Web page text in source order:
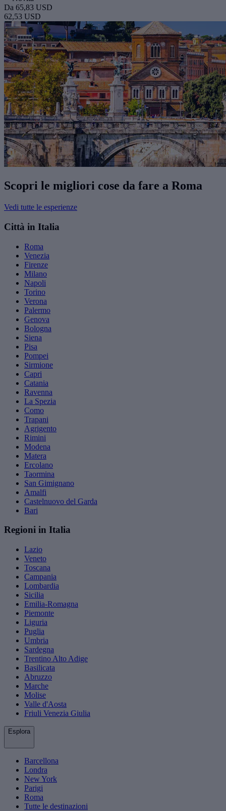
Da 65,83 USD
62,53 USD
Scopri le migliori cose da fare a Roma
Vedi tutte le esperienze
Città in Italia
Roma
Venezia
Firenze
Milano
Napoli
Torino
Verona
Palermo
Genova
Bologna
Siena
Pisa
Pompei
Sirmione
Capri
Catania
Ravenna
La Spezia
Como
Trapani
Agrigento
Rimini
Modena
Matera
Ercolano
Taormina
San Gimignano
Amalfi
Castelnuovo del Garda
Bari
Regioni in Italia
Lazio
Veneto
Toscana
Campania
Lombardia
Sicilia
Emilia-Romagna
Piemonte
Liguria
Puglia
Umbria
Sardegna
Trentino Alto Adige
Basilicata
Abruzzo
Marche
Molise
Valle d'Aosta
Friuli Venezia Giulia
Esplora
Barcellona
Londra
New York
Parigi
Roma
Tutte le destinazioni